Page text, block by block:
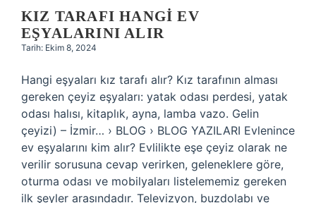
Hakkımızda
VE
HIKAYE
YAZILAR
KIZ TARAFI HANGI EV
EŞYALARINI ALIR
Tarih: Ekim 8, 2024
Hangi eşyaları kız tarafı alır? Kız tarafının alması
gereken çeyiz eşyaları: yatak odası perdesi, yatak
odası halısı, kitaplık, ayna, lamba vazo. Gelin
çeyizi) – İzmir… › BLOG › BLOG YAZILARI Evlenince
ev eşyalarını kim alır? Evlilikte eşe çeyiz olarak ne
verilir sorusuna cevap verirken, geleneklere göre,
oturma odası ve mobilyaları listelememiz gereken
ilk şeyler arasındadır. Televizyon, buzdolabı ve